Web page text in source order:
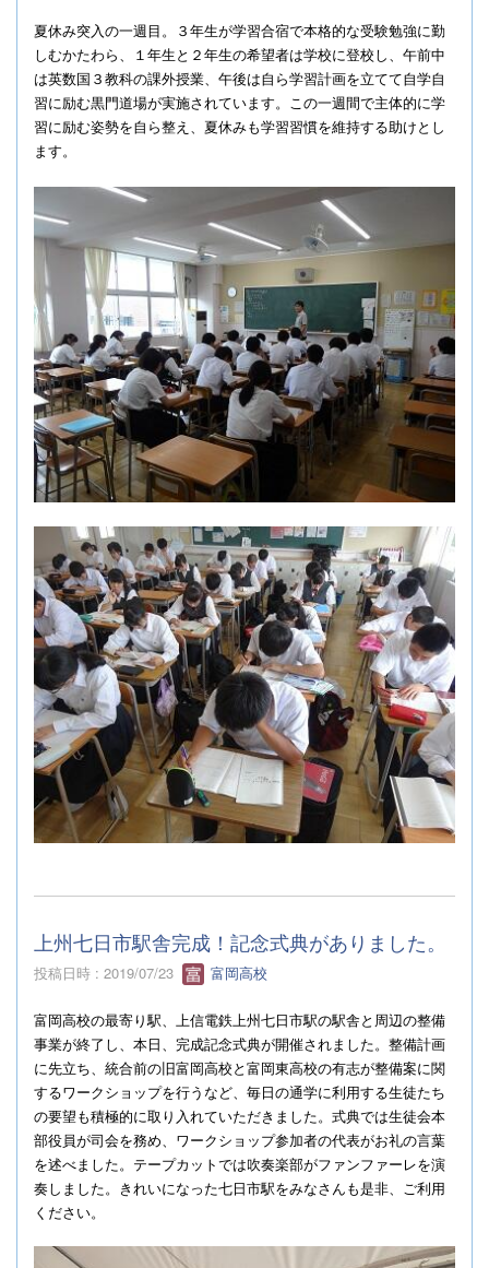
夏休み突入の一週目。３年生が学習合宿で本格的な受験勉強に勤
しむかたわら、１年生と２年生の希望者は学校に登校し、午前中
は英数国３教科の課外授業、午後は自ら学習計画を立てて自学自
習に励む黒門道場が実施されています。この一週間で主体的に学
習に励む姿勢を自ら整え、夏休みも学習習慣を維持する助けとし
ます。
上州七日市駅舎完成！記念式典がありました。
投稿日時 : 2019/07/23 富岡高校
富岡高校の最寄り駅、上信電鉄上州七日市駅の駅舎と周辺の整備
事業が終了し、本日、完成記念式典が開催されました。整備計画
に先立ち、統合前の旧富岡高校と富岡東高校の有志が整備案に関
するワークショップを行うなど、毎日の通学に利用する生徒たち
の要望も積極的に取り入れていただきました。式典では生徒会本
部役員が司会を務め、ワークショップ参加者の代表がお礼の言葉
を述べました。テープカットでは吹奏楽部がファンファーレを演
奏しました。きれいになった七日市駅をみなさんも是非、ご利用
ください。